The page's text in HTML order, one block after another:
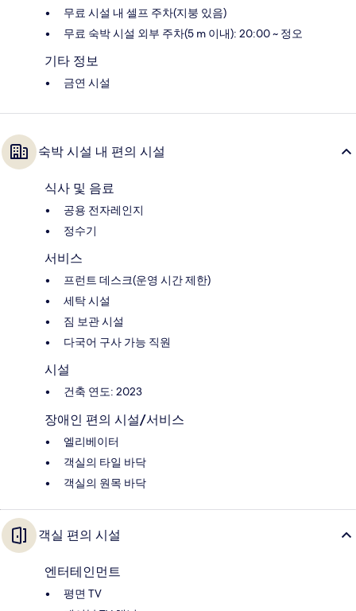
무료 시설 내 셀프 주차(지붕 있음)
무료 숙박 시설 외부 주차(5 m 이내): 20:00 ~ 정오
기타 정보
금연 시설
숙박 시설 내 편의 시설
식사 및 음료
공용 전자레인지
정수기
서비스
프런트 데스크(운영 시간 제한)
세탁 시설
짐 보관 시설
다국어 구사 가능 직원
시설
건축 연도: 2023
장애인 편의 시설/서비스
엘리베이터
객실의 타일 바닥
객실의 원목 바닥
객실 편의 시설
엔터테인먼트
평면 TV